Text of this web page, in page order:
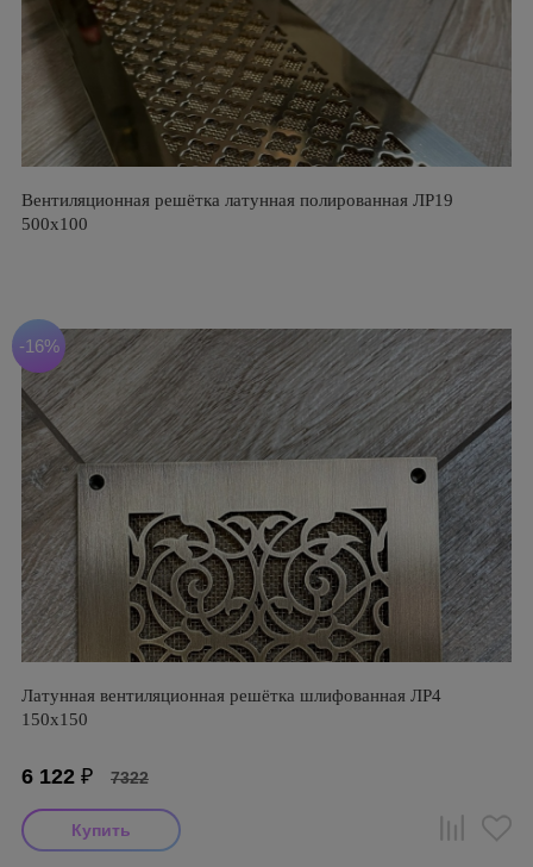
Вентиляционная решётка латунная полированная ЛР19
500х100
-16%
Латунная вентиляционная решётка шлифованная ЛР4
150х150
6 122 ₽ 7322